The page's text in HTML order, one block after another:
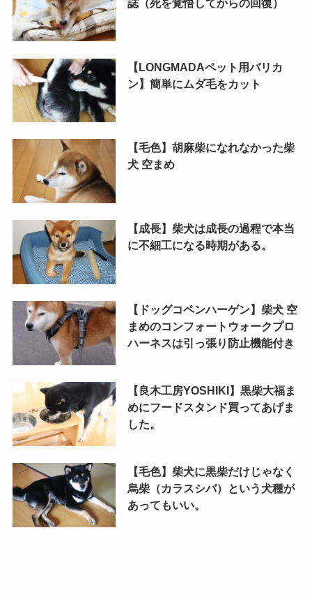
誌（死を覚悟してからの回復）
【LONGMADAペット用バリカ
ン】簡単にムダ毛をカット
【毛色】胡麻柴になれなかった柴
犬 空まめ
【成長】柴犬は成長の過程で本当
に不細工になる時期がある。
【ドッグコペンハーゲン】柴犬 空
まめのコンフォートウォークプロ
ハーネスは引っ張り防止機能付き
【良木工房YOSHIKI】黒柴大福ま
めにフードスタンド買ってあげま
した。
【毛色】柴犬に黒柴だけじゃなく
烏柴（カラスシバ）という犬種が
あってもいい。